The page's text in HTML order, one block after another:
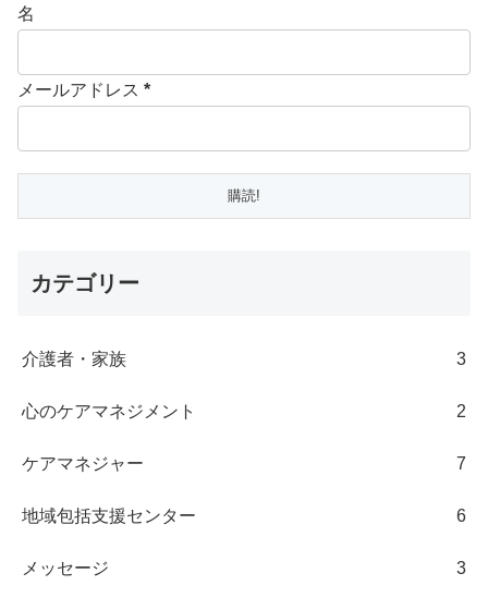
名
メールアドレス *
カテゴリー
介護者・家族 3
心のケアマネジメント 2
ケアマネジャー 7
地域包括支援センター 6
メッセージ 3